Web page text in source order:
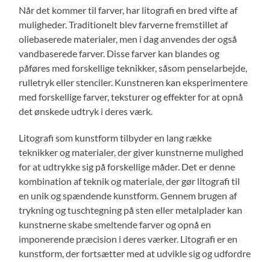
Når det kommer til farver, har litografi en bred vifte af
muligheder. Traditionelt blev farverne fremstillet af
oliebaserede materialer, men i dag anvendes der også
vandbaserede farver. Disse farver kan blandes og
påføres med forskellige teknikker, såsom penselarbejde,
rulletryk eller stenciler. Kunstneren kan eksperimentere
med forskellige farver, teksturer og effekter for at opnå
det ønskede udtryk i deres værk.
Litografi som kunstform tilbyder en lang række
teknikker og materialer, der giver kunstnerne mulighed
for at udtrykke sig på forskellige måder. Det er denne
kombination af teknik og materiale, der gør litografi til
en unik og spændende kunstform. Gennem brugen af
trykning og tuschtegning på sten eller metalplader kan
kunstnerne skabe smeltende farver og opnå en
imponerende præcision i deres værker. Litografi er en
kunstform, der fortsætter med at udvikle sig og udfordre